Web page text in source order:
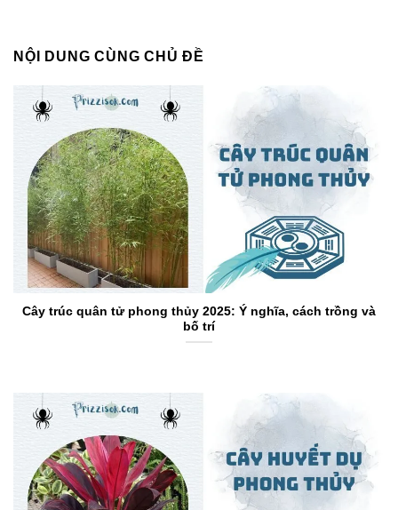
NỘI DUNG CÙNG CHỦ ĐỀ
Cây trúc quân tử phong thủy 2025: Ý nghĩa, cách trồng và
bố trí